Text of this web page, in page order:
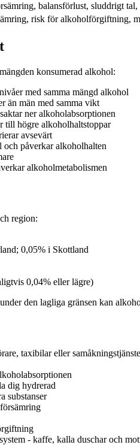
balansförlust, sluddrigt
risk för alkoholförgiftning,
konsumerad alkohol:
med samma mängd alkohol
än män med samma vikt
ner alkoholabsorptionen
till högre alkoholhaltstoppar
avsevärt
påverkar alkoholhalten
alkoholmetabolismen
region:
0,05% i Skottland
0,04% eller lägre)
den lagliga gränsen kan
taxibilar eller
dig hydrerad
substanser
- kaffe, kalla duschar och